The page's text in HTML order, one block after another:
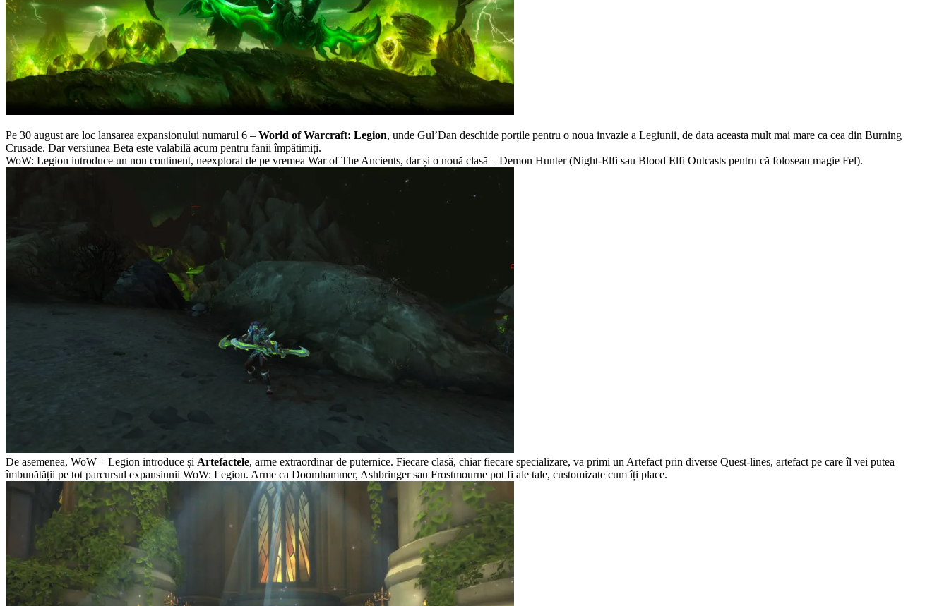
Pe 30 august are loc lansarea expansionului numarul 6 – World of Warcraft: Legion, unde Gul’Dan deschide porțile pentru o noua invazie a Legiunii, de data aceasta mult mai mare ca cea din Burning
Crusade. Dar versiunea Beta este valabilă acum pentru fanii împătimiți.
WoW: Legion introduce un nou continent, neexplorat de pe vremea War of The Ancients, dar și o nouă clasă – Demon Hunter (Night-Elfi sau Blood Elfi Outcasts pentru că foloseau magie Fel).
De asemenea, WoW – Legion introduce și Artefactele, arme extraordinar de puternice. Fiecare clasă, chiar fiecare specializare, va primi un Artefact prin diverse Quest-lines, artefact pe care îl vei putea
îmbunătății pe tot parcursul expansiunii WoW: Legion. Arme ca Doomhammer, Ashbringer sau Frostmourne pot fi ale tale, customizate cum îți place.